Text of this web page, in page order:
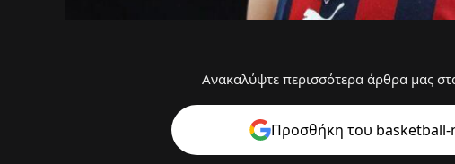
Ανακαλύψτε περισσότερα άρθρα μας
Προσθήκη του